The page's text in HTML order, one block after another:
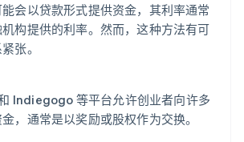
会以贷款形式提供资金，其利率通常
构提供的利率。然而，这种方法有可
张。
Indiegogo 等平台允许创业者向许多
，通常是以奖励或股权作为交换。